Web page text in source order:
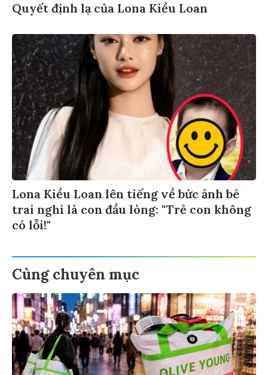
Quyết định lạ của Lona Kiều Loan
Lona Kiều Loan lên tiếng về bức ảnh bé
trai nghi là con đầu lòng: "Trẻ con không
có lỗi!"
Cùng chuyên mục